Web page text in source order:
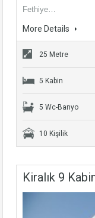
Fethiye…
More Details
25 Metre
5 Kabin
5 Wc-Banyo
10 Kişilik
Kiralık 9